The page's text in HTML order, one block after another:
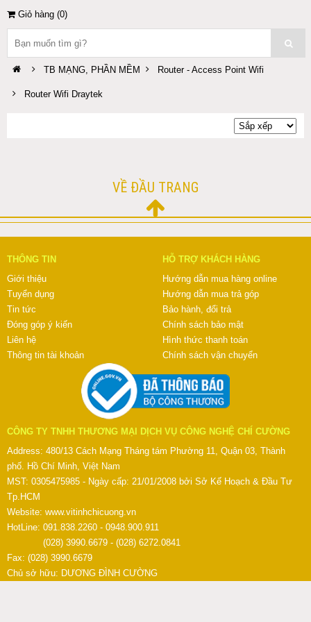
Giỏ hàng (0)
TB MẠNG, PHẦN MỀM Router - Access Point Wifi
Router Wifi Draytek
VỀ ĐẦU TRANG
THÔNG TIN
Giới thiệu
Tuyển dụng
Tin tức
Đóng góp ý kiến
Liên hệ
Thông tin tài khoản
HỖ TRỢ KHÁCH HÀNG
Hướng dẫn mua hàng online
Hướng dẫn mua trả góp
Bảo hành, đổi trả
Chính sách bảo mật
Hình thức thanh toán
Chính sách vận chuyển
CÔNG TY TNHH THƯƠNG MẠI DỊCH VỤ CÔNG NGHỆ CHÍ CƯỜNG
Address: 480/13 Cách Mạng Tháng tám Phường 11, Quận 03, Thành
phố. Hồ Chí Minh, Việt Nam
MST: 0305475985 - Ngày cấp: 21/01/2008 bởi Sở Kế Hoạch & Đầu Tư
Tp.HCM
Website: www.vitinhchicuong.vn
HotLine: 091.838.2260 - 0948.900.911
(028) 3990.6679 - (028) 6272.0841
Fax: (028) 3990.6679
Chủ sở hữu: DƯƠNG ĐÌNH CƯỜNG